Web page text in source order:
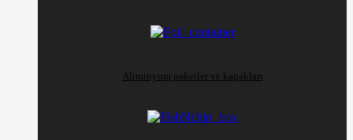
Aliminyum paketler ve kapakları